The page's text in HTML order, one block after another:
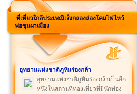
ที่เที่ยวใกล้ประเพณีเส็งกลองล่องโคมไฟไหว้
พ่อขุนผาเมือง
อุทยานแห่งชาติภูหินร่องกล้า
อุทยานแห่งชาติภูหินร่องกล้าเป็นอีก
หนึ่งในสถานที่ท่องเที่ยวที่มีนักท่อง